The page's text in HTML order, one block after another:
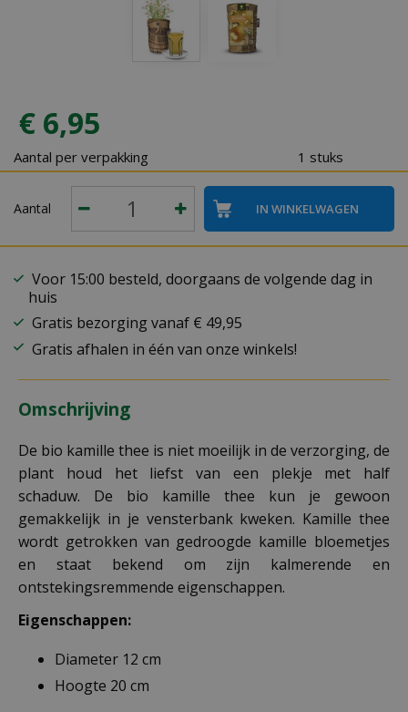
€ 6,95
Aantal per verpakking 1 stuks
Aantal
Voor 15:00 besteld, doorgaans de volgende dag in
huis
Gratis bezorging vanaf € 49,95
Gratis afhalen in één van onze winkels!
Omschrijving
De bio kamille thee is niet moeilijk in de verzorging, de
plant houd het liefst van een plekje met half
schaduw. De bio kamille thee kun je gewoon
gemakkelijk in je vensterbank kweken. Kamille thee
wordt getrokken van gedroogde kamille bloemetjes
en staat bekend om zijn kalmerende en
ontstekingsremmende eigenschappen.
Eigenschappen:
Diameter 12 cm
Hoogte 20 cm